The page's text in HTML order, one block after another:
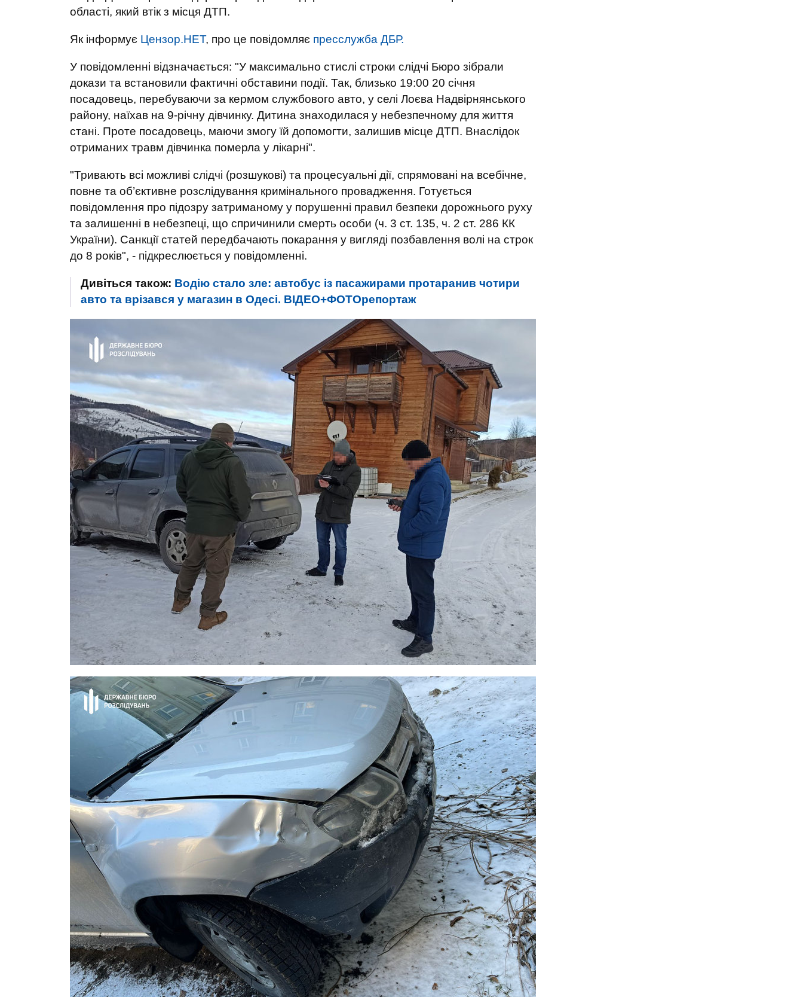
області, який втік з місця ДТП.
Як інформує Цензор.НЕТ, про це повідомляє пресслужба ДБР.
У повідомленні відзначається: "У максимально стислі строки слідчі Бюро зібрали
докази та встановили фактичні обставини події. Так, близько 19:00 20 січня
посадовець, перебуваючи за кермом службового авто, у селі Лоєва Надвірнянського
району, наїхав на 9-річну дівчинку. Дитина знаходилася у небезпечному для життя
стані. Проте посадовець, маючи змогу їй допомогти, залишив місце ДТП. Внаслідок
отриманих травм дівчинка померла у лікарні".
"Тривають всі можливі слідчі (розшукові) та процесуальні дії, спрямовані на всебічне,
повне та об’єктивне розслідування кримінального провадження. Готується
повідомлення про підозру затриманому у порушенні правил безпеки дорожнього руху
та залишенні в небезпеці, що спричинили смерть особи (ч. 3 ст. 135, ч. 2 ст. 286 КК
України). Санкції статей передбачають покарання у вигляді позбавлення волі на строк
до 8 років", - підкреслюється у повідомленні.
Дивіться також: Водію стало зле: автобус із пасажирами протаранив чотири
авто та врізався у магазин в Одесі. ВІДЕО+ФОТОрепортаж